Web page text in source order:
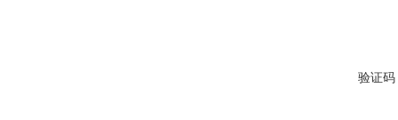
验证码